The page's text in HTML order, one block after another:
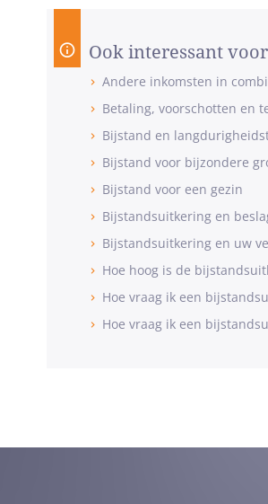
Ook interessant
Andere inkomsten in
Betaling, voorschotten en
Bijstand en
Bijstand voor bijzondere
Bijstand voor een gezin
Bijstandsuitkering en
Bijstandsuitkering en uw
Hoe hoog is de
Hoe vraag ik een
Hoe vraag ik een